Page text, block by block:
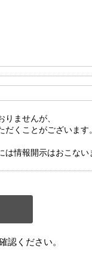
ませんが、
くことがございます。
情報開示はおこない
認ください。